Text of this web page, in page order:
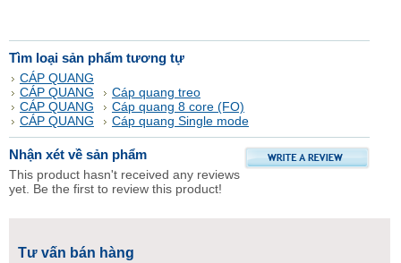
Tìm loại sản phẩm tương tự
CÁP QUANG
CÁP QUANG
Cáp quang treo
CÁP QUANG
Cáp quang 8 core (FO)
CÁP QUANG
Cáp quang Single mode
Nhận xét về sản phẩm
This product hasn't received any reviews
yet. Be the first to review this product!
Tư vấn bán hàng